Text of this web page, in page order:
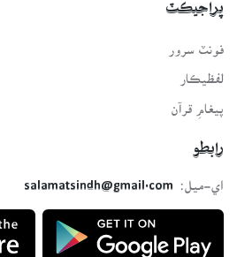
پراجيڪٽ
لفظيڪار
پيغامِ قرآن
رابطو
اي-ميل:
salamatsindh@gmail.com